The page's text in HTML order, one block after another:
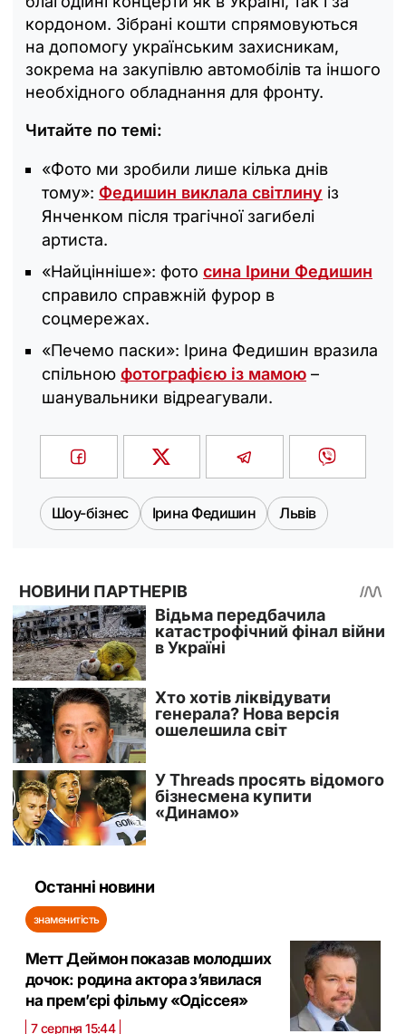
кордоном. Зібрані кошти спрямовуються
на допомогу українським захисникам,
зокрема на закупівлю автомобілів та іншого
необхідного обладнання для фронту.
Читайте по темі:
«Фото ми зробили лише кілька днів
тому»: Федишин виклала світлину із
Янченком після трагічної загибелі
артиста.
«Найцінніше»: фото сина Ірини Федишин
справило справжній фурор в
соцмережах.
«Печемо паски»: Ірина Федишин вразила
спільною фотографією із мамою –
шанувальники відреагували.
Шоу-бізнес Ірина Федишин Львів
Останні новини
знаменитість
Метт Деймон показав молодших
дочок: родина актора з’явилася
на прем’єрі фільму «Одіссея»
7 серпня 15:44